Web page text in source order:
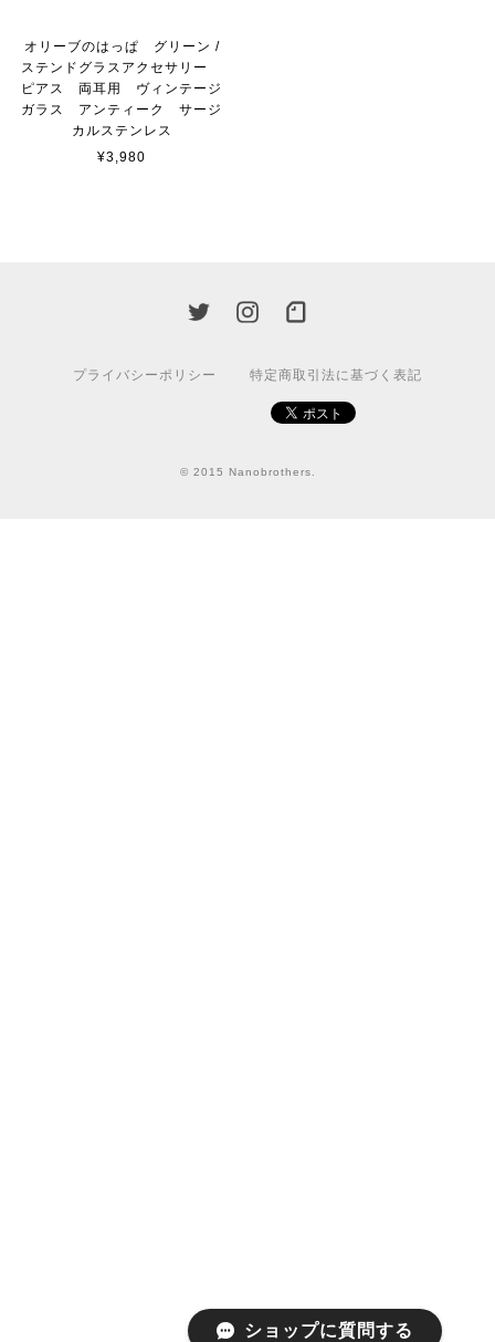
オリーブのはっぱ グリーン /
ステンドグラスアクセサリー
ピアス 両耳用 ヴィンテージ
ガラス アンティーク サージ
カルステンレス
¥3,980
プライバシーポリシー 特定商取引法に基づく表記
© 2015 Nanobrothers.
ショップに質問する